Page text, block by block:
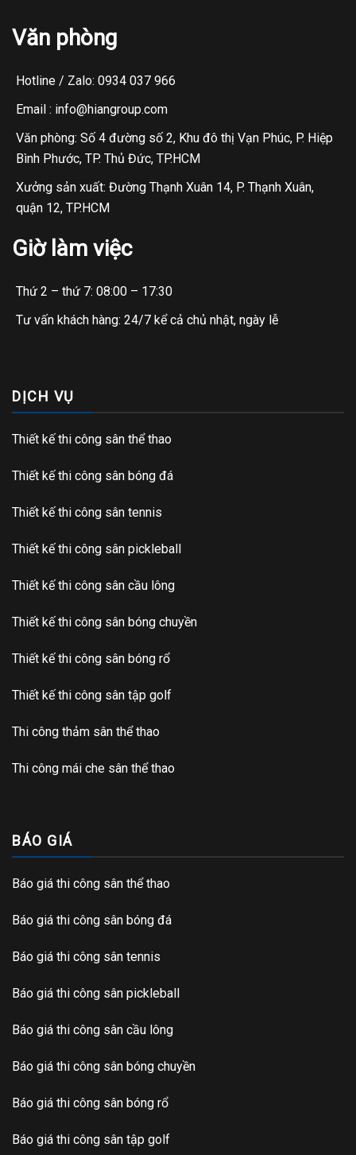
Văn phòng
Hotline / Zalo: 0934 037 966
Email : info@hiangroup.com
Văn phòng: Số 4 đường số 2, Khu đô thị Vạn Phúc, P. Hiệp
Bình Phước, TP. Thủ Đức, TP.HCM
Xưởng sản xuất: Đường Thạnh Xuân 14, P. Thạnh Xuân,
quận 12, TP.HCM
Giờ làm việc
Thứ 2 – thứ 7: 08:00 – 17:30
Tư vấn khách hàng: 24/7 kể cả chủ nhật, ngày lễ
DỊCH VỤ
Thiết kế thi công sân thể thao
Thiết kế thi công sân bóng đá
Thiết kế thi công sân tennis
Thiết kế thi công sân pickleball
Thiết kế thi công sân cầu lông
Thiết kế thi công sân bóng chuyền
Thiết kế thi công sân bóng rổ
Thiết kế thi công sân tập golf
Thi công thảm sân thể thao
Thi công mái che sân thể thao
BÁO GIÁ
Báo giá thi công sân thể thao
Báo giá thi công sân bóng đá
Báo giá thi công sân tennis
Báo giá thi công sân pickleball
Báo giá thi công sân cầu lông
Báo giá thi công sân bóng chuyền
Báo giá thi công sân bóng rổ
Báo giá thi công sân tập golf